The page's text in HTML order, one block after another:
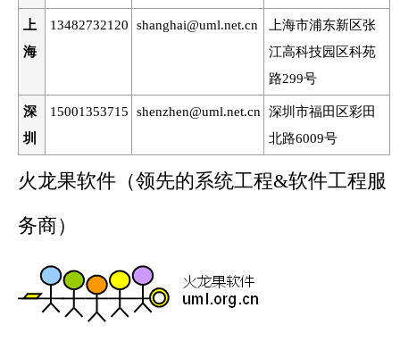
上
海
13482732120 shanghai@uml.net.cn
上海市浦东新区张
江高科技园区科苑
路299号
深
圳
15001353715 shenzhen@uml.net.cn
深圳市福田区彩田
北路6009号
火龙果软件（领先的系统工程&软件工程服
务商）